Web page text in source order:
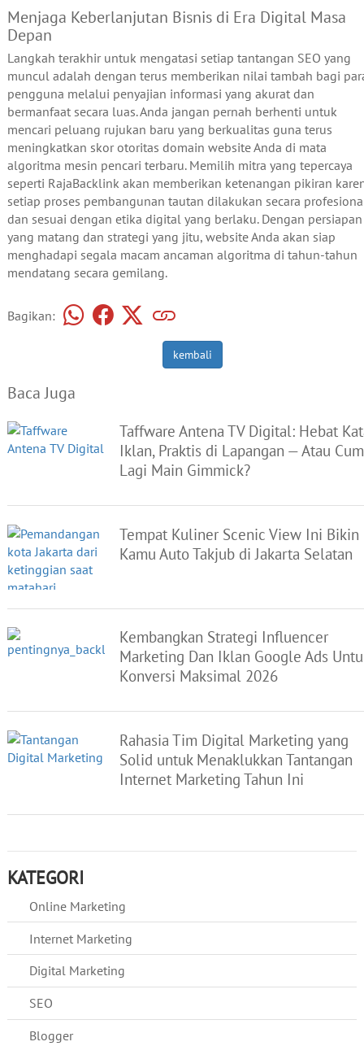
Menjaga Keberlanjutan Bisnis di Era Digital Masa
Depan
Langkah terakhir untuk mengatasi setiap tantangan SEO yang
muncul adalah dengan terus memberikan nilai tambah bagi
pengguna melalui penyajian informasi yang akurat dan
bermanfaat secara luas. Anda jangan pernah berhenti untuk
mencari peluang rujukan baru yang berkualitas guna terus
meningkatkan skor otoritas domain website Anda di mata
algoritma mesin pencari terbaru. Memilih mitra yang tepercaya
seperti RajaBacklink akan memberikan ketenangan pikiran
setiap proses pembangunan tautan dilakukan secara
dan sesuai dengan etika digital yang berlaku. Dengan persiapan
yang matang dan strategi yang jitu, website Anda akan siap
menghadapi segala macam ancaman algoritma di tahun-tahun
mendatang secara gemilang.
Bagikan:
kembali
Baca Juga
Taffware Antena TV Digital: Hebat
Iklan, Praktis di Lapangan — Atau
Lagi Main Gimmick?
Tempat Kuliner Scenic View Ini Bikin
Kamu Auto Takjub di Jakarta Selatan
Kembangkan Strategi Influencer
Marketing Dan Iklan Google Ads
Konversi Maksimal 2026
Rahasia Tim Digital Marketing yang
Solid untuk Menaklukkan Tantangan
Internet Marketing Tahun Ini
KATEGORI
Online Marketing
Internet Marketing
Digital Marketing
SEO
Blogger